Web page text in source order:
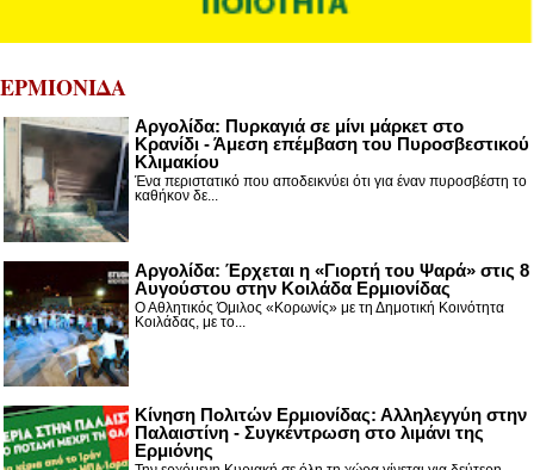
ΕΡΜΙΟΝΙΔΑ
Αργολίδα: Πυρκαγιά σε μίνι μάρκετ στο
Κρανίδι - Άμεση επέμβαση του Πυροσβεστικού
Κλιμακίου
Ένα περιστατικό που αποδεικνύει ότι για έναν πυροσβέστη το
καθήκον δε...
Αργολίδα: Έρχεται η «Γιορτή του Ψαρά» στις 8
Αυγούστου στην Κοιλάδα Ερμιονίδας
Ο Αθλητικός Όμιλος «Κορωνίς» με τη Δημοτική Κοινότητα
Κοιλάδας, με το...
Κίνηση Πολιτών Ερμιονίδας: Αλληλεγγύη στην
Παλαιστίνη - Συγκέντρωση στο λιμάνι της
Ερμιόνης